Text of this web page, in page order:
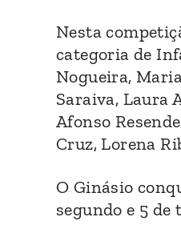
Nesta
categoria de
Nogueira,
Saraiva, Laura
Afonso
Cruz, Lorena
O Ginásio
segundo e 5 de